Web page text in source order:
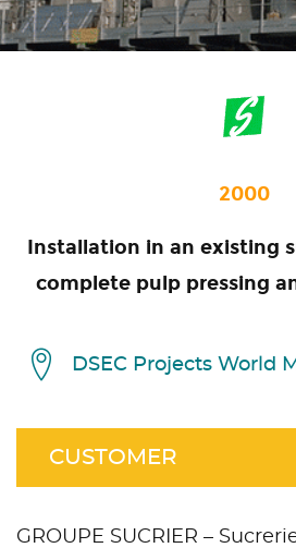
2000
Installation in an existing
complete pulp pressing
DSEC Projects World
CUSTOMER
GROUPE SUCRIER –